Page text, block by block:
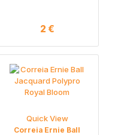
2 €
Quick View
Correia Ernie Ball